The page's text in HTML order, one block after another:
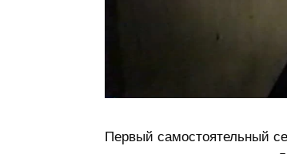
Первый самостоятельный